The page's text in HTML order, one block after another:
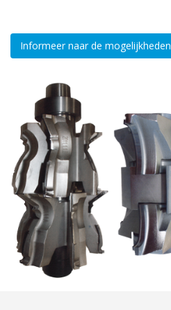
Informeer naar de mogelijkheden